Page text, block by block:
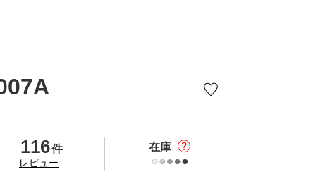
116件
の
レビュー
在庫